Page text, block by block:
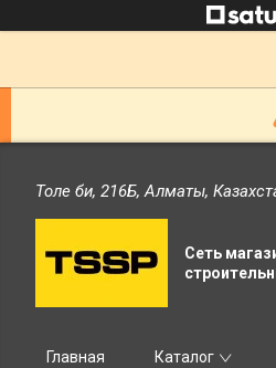
Толе би, 216Б, Алматы,
Сеть
Главная Каталог